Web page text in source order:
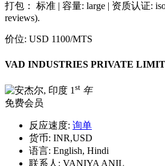
打包： 标准 | 容量: large | 资质认证:
reviews).
价位: USD 1100/MTS
VAD INDUSTRIES PRIVATE
1 st 年
免费会员
反应速度: 询单
货币: INR,USD
语言: English, Hindi
联系人: VANIYA ANIL